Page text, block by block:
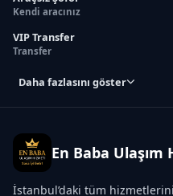
Kendi aracınız
VIP Transfer
Transfer
Daha fazlasını göster
En Baba Ulaşım
İstanbul’daki tüm